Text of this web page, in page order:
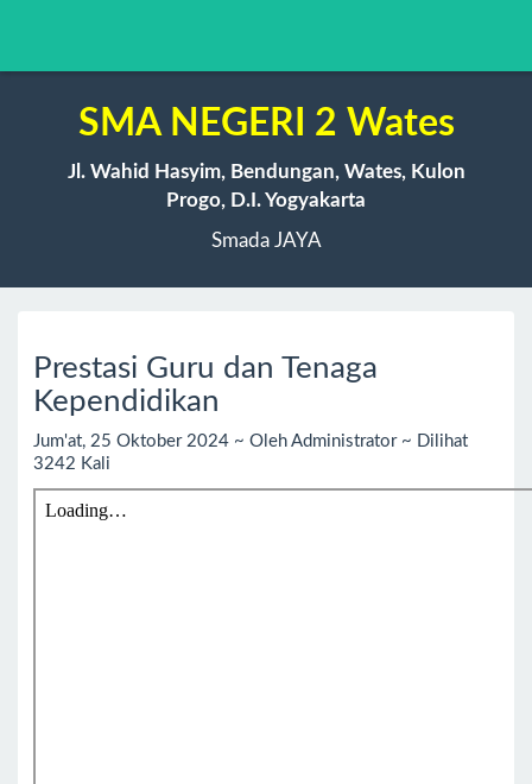
SMA NEGERI 2 Wates
Jl. Wahid Hasyim, Bendungan, Wates, Kulon
Progo, D.I. Yogyakarta
Smada JAYA
Prestasi Guru dan Tenaga
Kependidikan
Jum'at, 25 Oktober 2024 ~ Oleh Administrator ~ Dilihat
3242 Kali